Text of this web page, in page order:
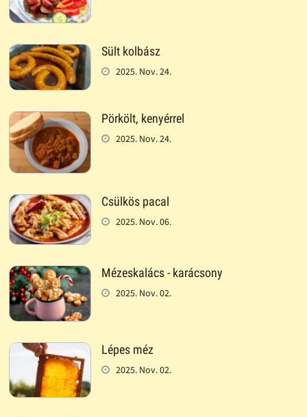
Sült kolbász
2025. Nov. 24.
Pörkölt, kenyérrel
2025. Nov. 24.
Csülkös pacal
2025. Nov. 06.
Mézeskalács - karácsony
2025. Nov. 02.
Lépes méz
2025. Nov. 02.